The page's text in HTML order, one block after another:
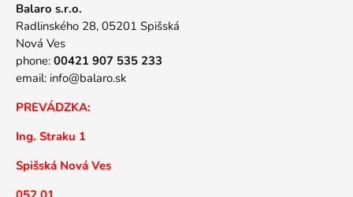
Balaro s.r.o.
Radlinského 28, 05201 Spišská
Nová Ves
phone: 00421 907 535 233
email: info@balaro.sk
PREVÁDZKA:
Ing. Straku 1
Spišská Nová Ves